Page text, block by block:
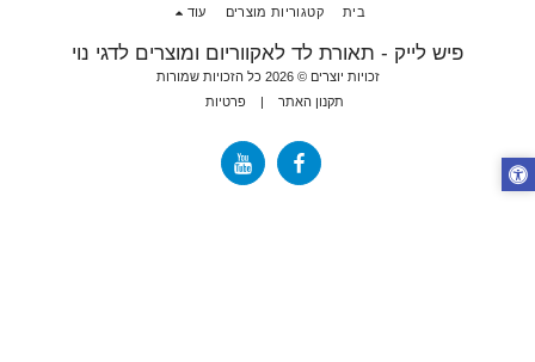
פיש לייק - תאורת לד לאקווריום ומוצרים לדגי נוי
זכויות יוצרים © 2026 כל הזכויות שמורות
תקנון האתר | פרטיות
בית קטגוריות מוצרים עוד